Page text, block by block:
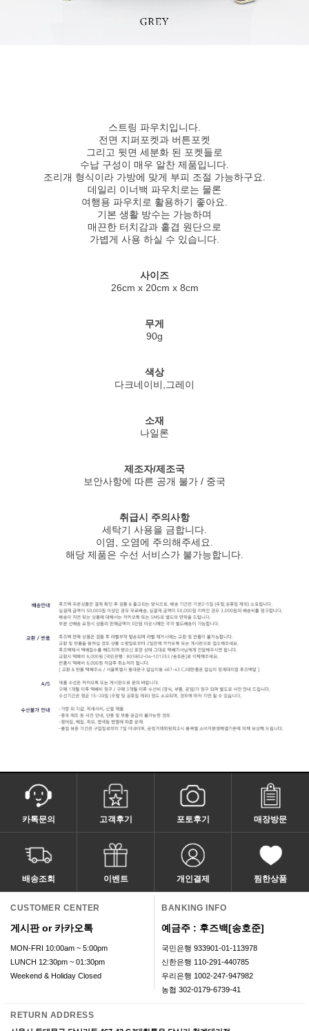
스트링 파우치입니다.
전면 지퍼포켓과 버튼포켓
그리고 뒷면 세분화 된 포켓들로
수납 구성이 매우 알찬 제품입니다.
조리개 형식이라 가방에 맞게 부피 조절 가능하구요.
데일리 이너백 파우치로는 물론
여행용 파우치로 활용하기 좋아요.
기본 생활 방수는 가능하며
매끈한 터치감과 홑겹 원단으로
가볍게 사용 하실 수 있습니다.
사이즈
26cm x 20cm x 8cm
무게
90g
색상
다크네이비,그레이
소재
나일론
제조자/제조국
보안사항에 따른 공개 불가 / 중국
취급시 주의사항
세탁기 사용을 금합니다.
이염, 오염에 주의해주세요.
해당 제품은 수선 서비스가 불가능합니다.
카톡문의 고객후기 포토후기 매장방문
배송조회 이벤트 개인결제 찜한상품
CUSTOMER CENTER
게시판 or 카카오톡
MON-FRI 10:00am ~ 5:00pm
LUNCH 12:30pm ~ 01:30pm
Weekend & Holiday Closed
BANKING INFO
예금주 : 후즈백[송호준]
국민은행 933901-01-113978
신한은행 110-291-440785
우리은행 1002-247-947982
농협 302-0179-6739-41
RETURN ADDRESS